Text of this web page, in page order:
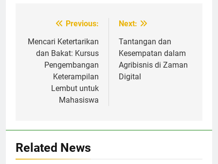
navigation
Previous:
Mencari Ketertarikan
dan Bakat: Kursus
Pengembangan
Keterampilan
Lembut untuk
Mahasiswa
Next:
Tantangan dan
Kesempatan dalam
Agribisnis di Zaman
Digital
Related News